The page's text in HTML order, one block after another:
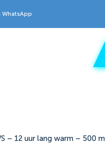
WhatsApp
– 12 uur lang warm – 500